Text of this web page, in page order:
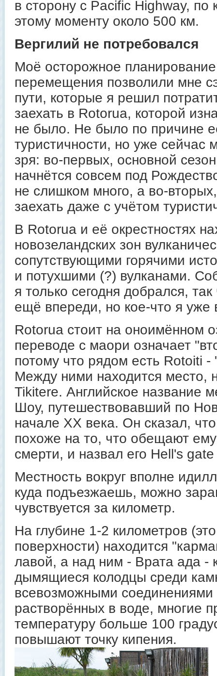
в сторону с Pacific Highway, по
этому моменту около 500 км.
Вергилий не потребовался
Моё осторожное планирование
перемещения позволили мне
пути, которые я решил
заехать в Rotorua, которой
не было. Не было по причине
туристичности, но уже сейчас
зря: во-первых, основной
начнётся совсем под
не слишком много, а во-
заехать даже с учётом
В Rotorua и её окрестностях
новозеландских зон
сопутствующими горячими
и потухшими (?) вулканами.
я только сегодня добрался,
ещё впереди, но кое-что я уже
Rotorua стоит на оноимённом
переводе с маори означает
потому что рядом есть Rotoiti -
Между ними находится место,
Tikitere. Английское название
Шоу, путешествовавший по
начале XX века. Он сказал,
похоже на то, что обещают
смерти, и назвал его Hell's
Местность вокруг вполне
куда подъезжаешь, можно
чувствуется за километр.
На глубине 1-2 километров
поверхности) находится
лавой, а над ним - Врата ада -
дымящиеся колодцы среди
всевозможными
растворённых в воде, многие
температуру больше 100
повышают точку кипения.